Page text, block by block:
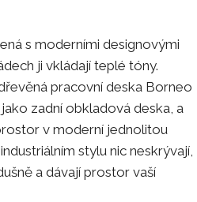
s moderními designovými
ji vkládají teplé tóny.
pracovní deska Borneo
zadní obkladová deska, a
v moderní jednolitou
stylu nic neskrývají,
a dávají prostor vaší